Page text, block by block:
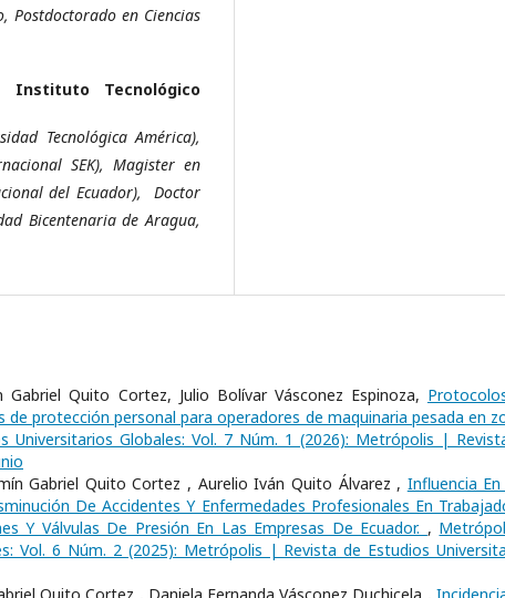
Postdoctorado en Ciencias
Instituto Tecnológico
Tecnológica América),
SEK), Magister en
del Ecuador), Doctor
Bicentenaria de Aragua,
Quito Cortez, Julio Bolívar Vásconez Espinoza,
de protección personal para operadores de maquinaria pesada en
Universitarios Globales: Vol. 7 Núm. 1 (2026): Metrópolis |
Gabriel Quito Cortez , Aurelio Iván Quito Álvarez , Influencia
De Accidentes Y Enfermedades Profesionales En
Y Válvulas De Presión En Las Empresas De Ecuador. ,
Vol. 6 Núm. 2 (2025): Metrópolis | Revista de Estudios